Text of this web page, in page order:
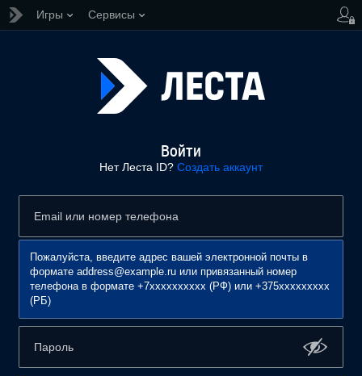
Игры Сервисы
Войти
Нет Леста ID? Создать аккаунт
Пожалуйста, введите адрес вашей электронной почты в
формате address@example.ru или привязанный номер
телефона в формате +7xxxxxxxxxx (РФ) или +375xxxxxxxxx
(РБ)